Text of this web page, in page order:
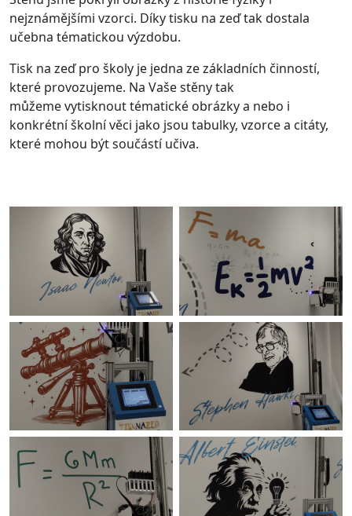
nejznámějšími vzorci. Díkytisku na zeďtak dostala
učebna tématickou výzdobu.
Tisk na zeď pro školy je jedna ze základních činností,
které provozujeme. Na Vaše stěny tak
můžemevytisknouttématické obrázky a nebo i
konkrétní školní věci jako jsou tabulky, vzorce a citáty,
které mohou být součástí učiva.